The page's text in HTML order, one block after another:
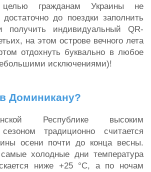
целью гражданам Украины не
достаточно до поездки заполнить
получить индивидуальный QR-
на этом острове вечного лета
отдохнуть буквально в любое
исключениями)!
Доминикану?
Республике высоким
традиционно считается
осени почти до конца весны.
холодные дни температура
ниже +25 °С, а по ночам